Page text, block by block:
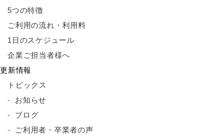
5つの特徴
ご利用の流れ・利用料
1日のスケジュール
企業ご担当者様へ
更新情報
トピックス
お知らせ
ブログ
ご利用者・卒業者の声